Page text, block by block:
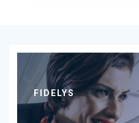
FIDELYS